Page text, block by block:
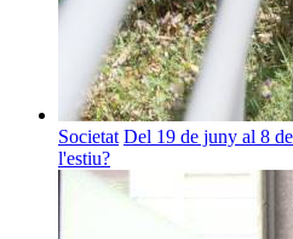
Societat Del 19 de juny al 8
l'estiu?